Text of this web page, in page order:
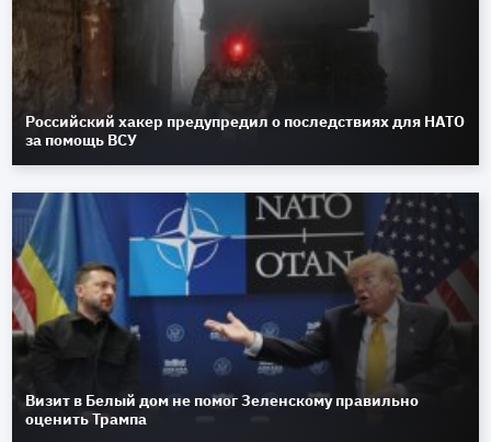
Российский хакер предупредил о последствиях для НАТО
за помощь ВСУ
Визит в Белый дом не помог Зеленскому правильно
оценить Трампа